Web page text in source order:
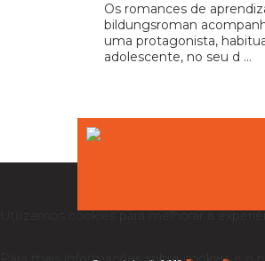
Os romances de
bildungsroman
uma protagonista,
adolescente, no seu d ...
Utilizamos cookies para melhorar a